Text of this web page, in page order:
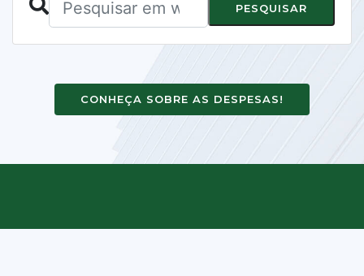
PESQUISAR
CONHEÇA SOBRE AS DESPESAS!